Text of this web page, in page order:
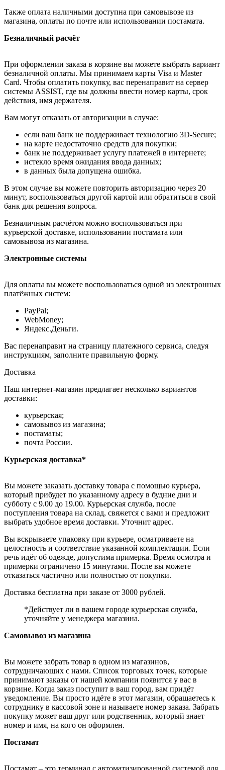
Также оплата наличными доступна при самовывозе из
магазина, оплаты по почте или использовании постамата.
Безналичный расчёт
При оформлении заказа в корзине вы можете выбрать вариант
безналичной оплаты. Мы принимаем карты Visa и Master
Card. Чтобы оплатить покупку, вас перенаправит на сервер
системы ASSIST, где вы должны ввести номер карты, срок
действия, имя держателя.
Вам могут отказать от авторизации в случае:
если ваш банк не поддерживает технологию 3D-Secure;
на карте недостаточно средств для покупки;
банк не поддерживает услугу платежей в интернете;
истекло время ожидания ввода данных;
в данных была допущена ошибка.
В этом случае вы можете повторить авторизацию через 20
минут, воспользоваться другой картой или обратиться в свой
банк для решения вопроса.
Безналичным расчётом можно воспользоваться при
курьерской доставке, использовании постамата или
самовывоза из магазина.
Электронные системы
Для оплаты вы можете воспользоваться одной из электронных
платёжных систем:
PayPal;
WebMoney;
Яндекс.Деньги.
Вас перенаправит на страницу платежного сервиса, следуя
инструкциям, заполните правильную форму.
Доставка
Наш интернет-магазин предлагает несколько вариантов
доставки:
курьерская;
самовывоз из магазина;
постаматы;
почта России.
Курьерская доставка*
Вы можете заказать доставку товара с помощью курьера,
который прибудет по указанному адресу в будние дни и
субботу с 9.00 до 19.00. Курьерская служба, после
поступления товара на склад, свяжется с вами и предложит
выбрать удобное время доставки. Уточнит адрес.
Вы вскрываете упаковку при курьере, осматриваете на
целостность и соответствие указанной комплектации. Если
речь идёт об одежде, допустима примерка. Время осмотра и
примерки ограничено 15 минутами. После вы можете
отказаться частично или полностью от покупки.
Доставка бесплатна при заказе от 3000 рублей.
*Действует ли в вашем городе курьерская служба,
уточняйте у менеджера магазина.
Самовывоз из магазина
Вы можете забрать товар в одном из магазинов,
сотрудничающих с нами. Список торговых точек, которые
принимают заказы от нашей компании появится у вас в
корзине. Когда заказ поступит в ваш город, вам придёт
уведомление. Вы просто идёте в этот магазин, обращаетесь к
сотруднику в кассовой зоне и называете номер заказа. Забрать
покупку может ваш друг или родственник, который знает
номер и имя, на кого он оформлен.
Постамат